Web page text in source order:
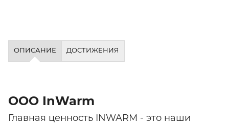
ОПИСАНИЕ ДОСТИЖЕНИЯ
ООО InWarm
Главная ценность INWARM - это наши